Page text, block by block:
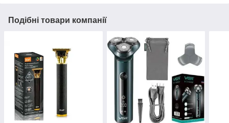
Подібні товари компанії